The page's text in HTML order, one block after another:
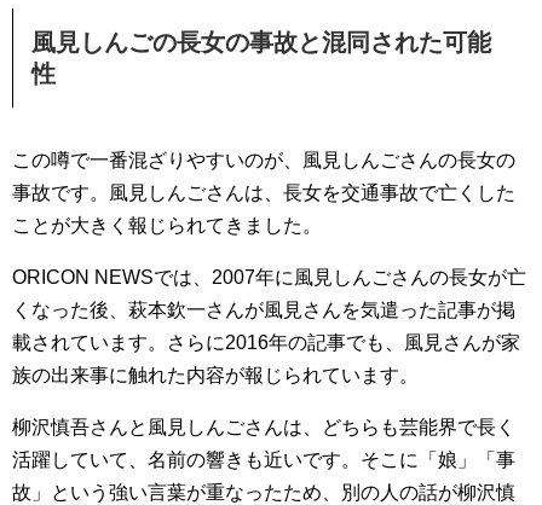
風見しんごの長女の事故と混同された可能
性
この噂で一番混ざりやすいのが、風見しんごさんの長女の
事故です。風見しんごさんは、長女を交通事故で亡くした
ことが大きく報じられてきました。
ORICON NEWSでは、2007年に風見しんごさんの長女が亡
くなった後、萩本欽一さんが風見さんを気遣った記事が掲
載されています。さらに2016年の記事でも、風見さんが家
族の出来事に触れた内容が報じられています。
柳沢慎吾さんと風見しんごさんは、どちらも芸能界で長く
活躍していて、名前の響きも近いです。そこに「娘」「事
故」という強い言葉が重なったため、別の人の話が柳沢慎